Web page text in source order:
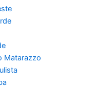
Matarazzo